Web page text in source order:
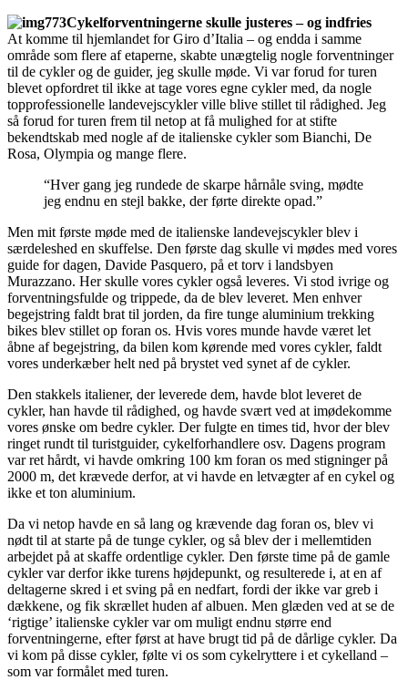
Cykelforventningerne skulle justeres – og indfries
At komme til hjemlandet for Giro d’Italia – og endda i samme
område som flere af etaperne, skabte unægtelig nogle forventninger
til de cykler og de guider, jeg skulle møde. Vi var forud for turen
blevet opfordret til ikke at tage vores egne cykler med, da nogle
topprofessionelle landevejscykler ville blive stillet til rådighed. Jeg
så forud for turen frem til netop at få mulighed for at stifte
bekendtskab med nogle af de italienske cykler som Bianchi, De
Rosa, Olympia og mange flere.
“Hver gang jeg rundede de skarpe hårnåle sving, mødte
jeg endnu en stejl bakke, der førte direkte opad.”
Men mit første møde med de italienske landevejscykler blev i
særdeleshed en skuffelse. Den første dag skulle vi mødes med vores
guide for dagen, Davide Pasquero, på et torv i landsbyen
Murazzano. Her skulle vores cykler også leveres. Vi stod ivrige og
forventningsfulde og trippede, da de blev leveret. Men enhver
begejstring faldt brat til jorden, da fire tunge aluminium trekking
bikes blev stillet op foran os. Hvis vores munde havde været let
åbne af begejstring, da bilen kom kørende med vores cykler, faldt
vores underkæber helt ned på brystet ved synet af de cykler.
Den stakkels italiener, der leverede dem, havde blot leveret de
cykler, han havde til rådighed, og havde svært ved at imødekomme
vores ønske om bedre cykler. Der fulgte en times tid, hvor der blev
ringet rundt til turistguider, cykelforhandlere osv. Dagens program
var ret hårdt, vi havde omkring 100 km foran os med stigninger på
2000 m, det krævede derfor, at vi havde en letvægter af en cykel og
ikke et ton aluminium.
Da vi netop havde en så lang og krævende dag foran os, blev vi
nødt til at starte på de tunge cykler, og så blev der i mellemtiden
arbejdet på at skaffe ordentlige cykler. Den første time på de gamle
cykler var derfor ikke turens højdepunkt, og resulterede i, at en af
deltagerne skred i et sving på en nedfart, fordi der ikke var greb i
dækkene, og fik skrællet huden af albuen. Men glæden ved at se de
‘rigtige’ italienske cykler var om muligt endnu større end
forventningerne, efter først at have brugt tid på de dårlige cykler. Da
vi kom på disse cykler, følte vi os som cykelryttere i et cykelland –
som var formålet med turen.